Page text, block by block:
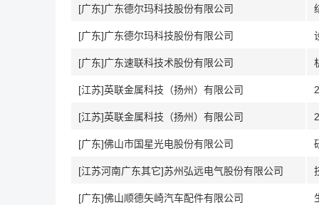
[广东]广东德尔玛科技股份有限公司
[广东]广东德尔玛科技股份有限公司
[广东]广东速联科技术股份有限公司
[江苏]英联金属科技（扬州）有限公司
[江苏]英联金属科技（扬州）有限公司
[广东]佛山市国星光电股份有限公司
[江苏河南广东其它]苏州弘远电气股份有限公司
[广东]佛山顺德矢崎汽车配件有限公司